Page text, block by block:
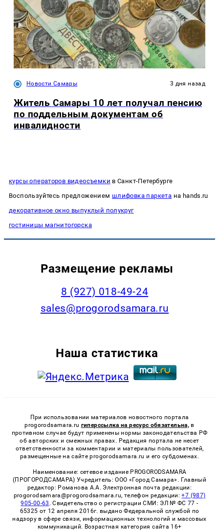
Новости Самары 3 дня назад
Житель Самары 10 лет получал пенсию
по поддельным документам об
инвалидности
курсы операторов видеосъемки в Санкт-Петербурге
Воспользуйтесь предложением шлифовка паркета на hands.ru
декоративное окно выпуклый полукруг
гостиницы магнитогорска
Размещение рекламы
8 (927) 018-49-24
sales@progorodsamara.ru
Наша статистика
При использовании материалов новостного портала
progorodsamara.ru гиперссылка на ресурс обязательна, в
противном случае будут применены нормы законодательства РФ
об авторских и смежных правах. Редакция портала не несет
ответственности за комментарии и материалы пользователей,
размещенные на сайте progorodsamara.ru и его субдоменах.
Наименование: сетевое издание PROGORODSAMARA
(ПРОГОРОДСАМАРА) Учредитель: ООО «Город Самара». Главный
редактор: Романова А.А. Электронная почта редакции:
progorodsamara@progorodsamara.ru, телефон редакции:+7 (987)
905-00-63 . Свидетельство о регистрации СМИ: ЭЛ № ФС 77 -
65325 от 12 апреля 2016г. выдано Федеральной службой по
надзору в сфере связи, информационных технологий и массовых
коммуникаций. Возрастная категория сайта 16+